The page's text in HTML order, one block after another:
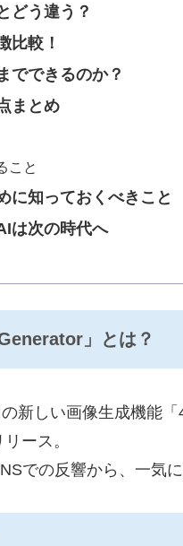
どう違う？
比較！
でできるのか？
まとめ
こと
に知っておくべきこと
は次の時代へ
」とは？
新しい画像生成機能
ース。
での反響から、一気